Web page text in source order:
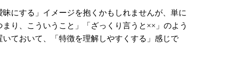
にする」イメージを抱くかもしれませんが、単に
まり、こういうこと」「ざっくり言うと××」のよう
ておいて、「特徴を理解しやすくする」感じで